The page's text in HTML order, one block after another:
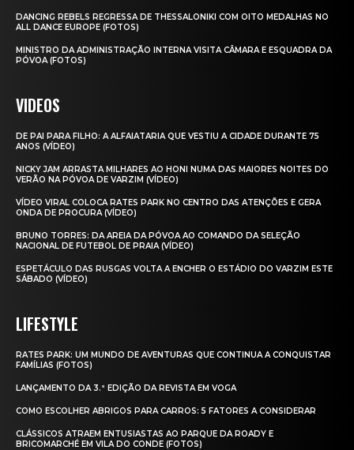
DANCING REBELS REGRESSA DE THESSALONIKI COM OITO MEDALHAS NO
ALL DANCE EUROPE (FOTOS)
MINISTRO DA ADMINISTRAÇÃO INTERNA VISITA CÂMARA E ESQUADRA DA
PÓVOA (FOTOS)
VIDEOS
DE PAI PARA FILHO: A ALFAIATARIA QUE VESTIU A CIDADE DURANTE 75
ANOS (VÍDEO)
NICKY JAM ARRASTA MILHARES AO HONI NUMA DAS MAIORES NOITES DO
VERÃO NA PÓVOA DE VARZIM (VÍDEO)
VÍDEO VIRAL COLOCA RATES PARK NO CENTRO DAS ATENÇÕES E GERA
ONDA DE PROCURA (VÍDEO)
BRUNO TORRES: DA AREIA DA PÓVOA AO COMANDO DA SELEÇÃO
NACIONAL DE FUTEBOL DE PRAIA (VÍDEO)
ESPETÁCULO DAS RUSGAS VOLTA A ENCHER O ESTÁDIO DO VARZIM ESTE
SÁBADO (VÍDEO)
LIFESTYLE
RATES PARK: UM MUNDO DE AVENTURAS QUE CONTINUA A CONQUISTAR
FAMÍLIAS (FOTOS)
LANÇAMENTO DA 3.ª EDIÇÃO DA REVISTA EM VOGA
COMO ESCOLHER ABRIGOS PARA CARROS: 5 FATORES A CONSIDERAR
CLÁSSICOS ATRAEM ENTUSIASTAS AO PARQUE DA ROADY E
BRICOMARCHÉ EM VILA DO CONDE (FOTOS)